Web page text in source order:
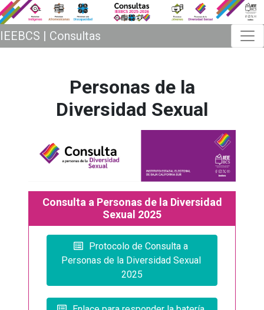
IEEBCS | Consultas
Personas de la
Diversidad Sexual
Consulta a Personas de la Diversidad
Sexual 2025
Protocolo de Consulta a
Personas de la Diversidad Sexual
2025